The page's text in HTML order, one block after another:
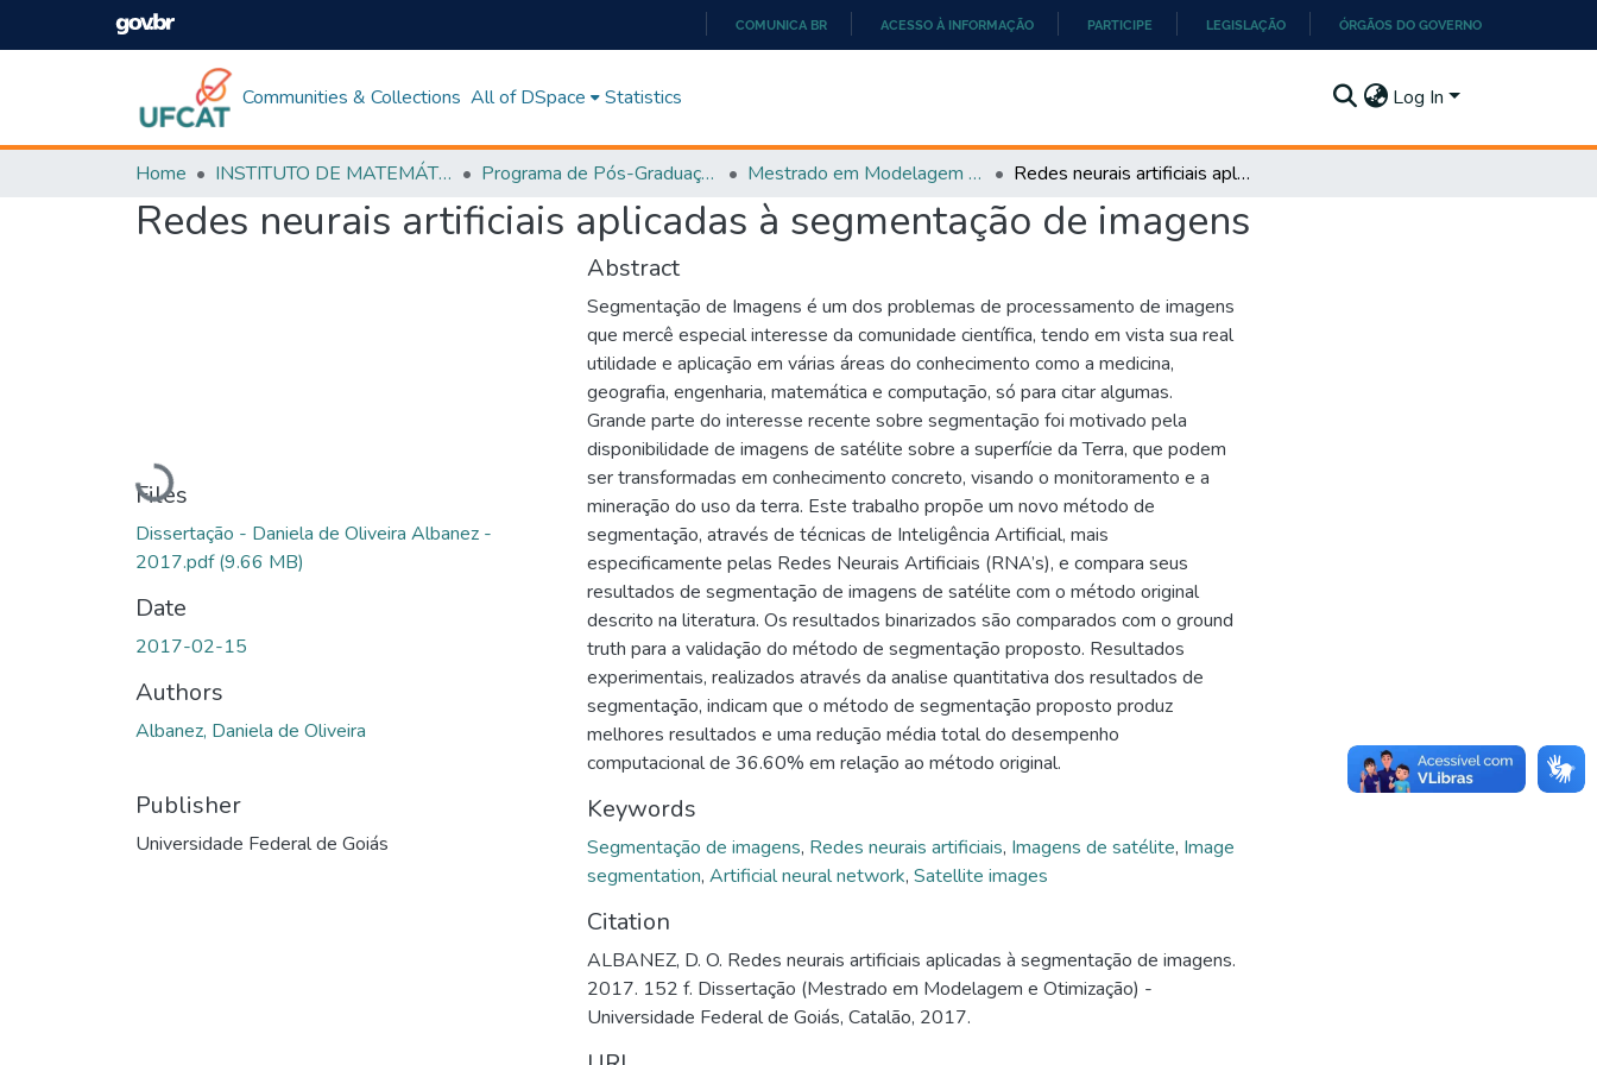
CONTEÚDO
COMUNICA BR ACESSO À INFORMAÇÃO PARTICIPE LEGISLAÇÃO ÓRGÃOS DO GOVERNO
Communities & Collections All of DSpace Statistics Log In
Home INSTITUTO DE MATEMÁTICA E TECNOLOGIA Programa de Pós-Graduação em Modelagem e Otimização (PPGMO) Mestrado em Modelagem e Otimização - PPGMO Redes neurais artificiais aplicadas à segmentação de imagens
Redes neurais artificiais aplicadas à segmentação de imagens
Loading...
Files
Dissertação - Daniela de Oliveira Albanez -
2017.pdf(9.66 MB)
Date
2017-02-15
Authors
Albanez, Daniela de Oliveira
Publisher
Universidade Federal de Goiás
Abstract
Segmentação de Imagens é um dos problemas de processamento de imagens
que mercê especial interesse da comunidade científica, tendo em vista sua real
utilidade e aplicação em várias áreas do conhecimento como a medicina,
geografia, engenharia, matemática e computação, só para citar algumas.
Grande parte do interesse recente sobre segmentação foi motivado pela
disponibilidade de imagens de satélite sobre a superfície da Terra, que podem
ser transformadas em conhecimento concreto, visando o monitoramento e a
mineração do uso da terra. Este trabalho propõe um novo método de
segmentação, através de técnicas de Inteligência Artificial, mais
especificamente pelas Redes Neurais Artificiais (RNA’s), e compara seus
resultados de segmentação de imagens de satélite com o método original
descrito na literatura. Os resultados binarizados são comparados com o ground
truth para a validação do método de segmentação proposto. Resultados
experimentais, realizados através da analise quantitativa dos resultados de
segmentação, indicam que o método de segmentação proposto produz
melhores resultados e uma redução média total do desempenho
computacional de 36.60% em relação ao método original.
Keywords
Segmentação de imagens, Redes neurais artificiais, Imagens de satélite, Image
segmentation, Artificial neural network, Satellite images
Citation
ALBANEZ, D. O. Redes neurais artificiais aplicadas à segmentação de imagens.
2017. 152 f. Dissertação (Mestrado em Modelagem e Otimização) -
Universidade Federal de Goiás, Catalão, 2017.